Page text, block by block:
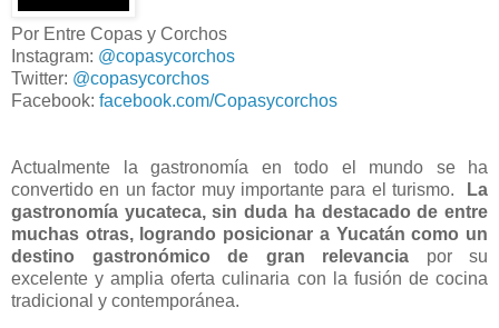
Por Entre Copas y Corchos
Instagram: @copasycorchos
Twitter: @copasycorchos
Facebook: facebook.com/Copasycorchos
Actualmente la gastronomía en todo el mundo se ha
convertido en un factor muy importante para el turismo.
La
gastronomía yucateca, sin duda ha destacado de entre
muchas otras, logrando posicionar a Yucatán como un
destino gastronómico de gran relevancia por su
excelente y amplia oferta culinaria con la fusión de cocina
tradicional y contemporánea.